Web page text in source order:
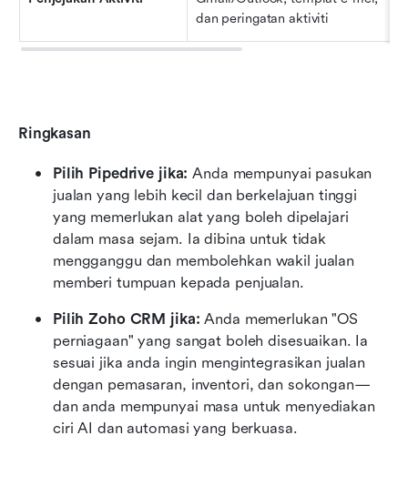
dan peringatan aktiviti
Ringkasan
Pilih Pipedrive jika: Anda mempunyai pasukan
jualan yang lebih kecil dan berkelajuan tinggi
yang memerlukan alat yang boleh dipelajari
dalam masa sejam. Ia dibina untuk tidak
mengganggu dan membolehkan wakil jualan
memberi tumpuan kepada penjualan.
Pilih Zoho CRM jika: Anda memerlukan "OS
perniagaan" yang sangat boleh disesuaikan. Ia
sesuai jika anda ingin mengintegrasikan jualan
dengan pemasaran, inventori, dan sokongan—
dan anda mempunyai masa untuk menyediakan
ciri AI dan automasi yang berkuasa.